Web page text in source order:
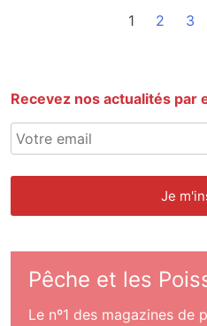
1 2 3
Recevez nos actualités par
Pêche et les
Le nº1 des magazines de